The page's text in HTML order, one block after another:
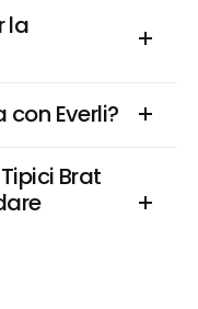
la
Everli?
Brat